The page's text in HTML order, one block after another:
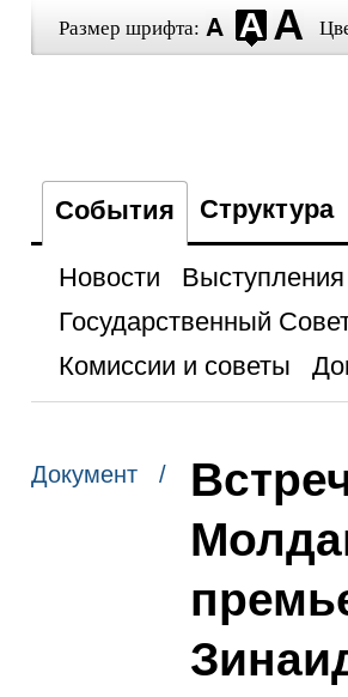
Размер шрифта:
События Структура
Новости
Государственный
Комиссии и советы
Документ /